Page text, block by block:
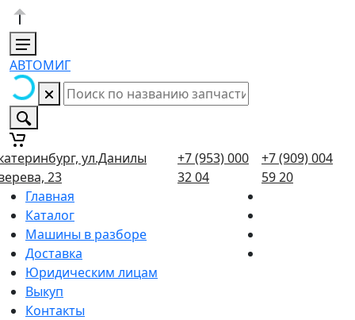
АВТОМИГ
ул.Данилы
23
+7 (953) 000
32 04
+7 (909) 004
59 20
Главная
Каталог
Машины в разборе
Доставка
Юридическим лицам
Выкуп
Контакты